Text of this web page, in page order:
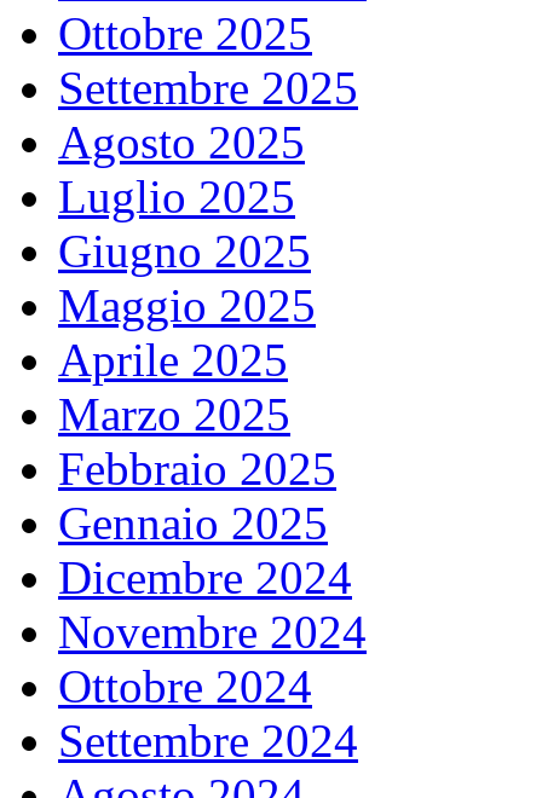
Ottobre 2025
Settembre 2025
Agosto 2025
Luglio 2025
Giugno 2025
Maggio 2025
Aprile 2025
Marzo 2025
Febbraio 2025
Gennaio 2025
Dicembre 2024
Novembre 2024
Ottobre 2024
Settembre 2024